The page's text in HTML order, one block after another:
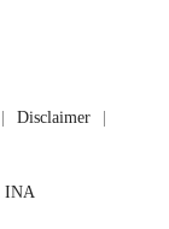
Disclaimer
INA